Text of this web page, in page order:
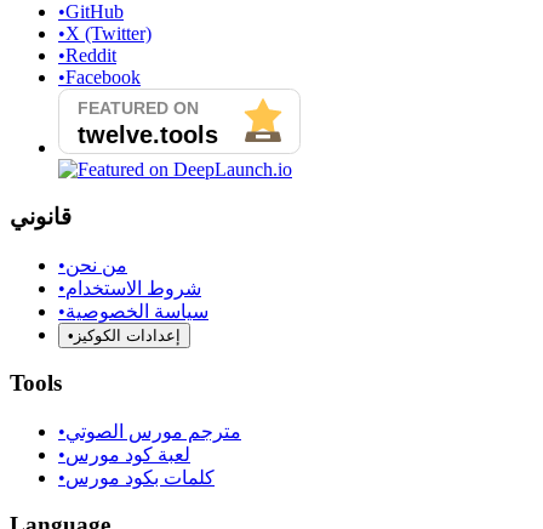
•GitHub
•X (Twitter)
•Reddit
•Facebook
قانوني
•من نحن
•شروط الاستخدام
•سياسة الخصوصية
• إعدادات الكوكيز
Tools
•مترجم مورس الصوتي
•لعبة كود مورس
•كلمات بكود مورس